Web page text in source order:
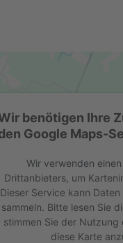
benötigen Ihre
Google Maps-
Wir verwenden
Drittanbieters, um
Dieser Service kann
sammeln. Bitte lesen Sie
stimmen Sie der Nutzung
diese Karte